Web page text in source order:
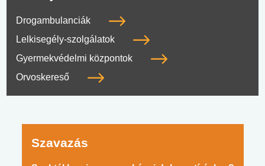
Drogambulanciák
Lelkisegély-szolgálatok
Gyermekvédelmi központok
Orvoskereső
Szavazás